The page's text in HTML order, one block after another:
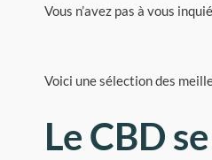
Vous n’avez pas à vous
Voici une sélection des
Le CBD